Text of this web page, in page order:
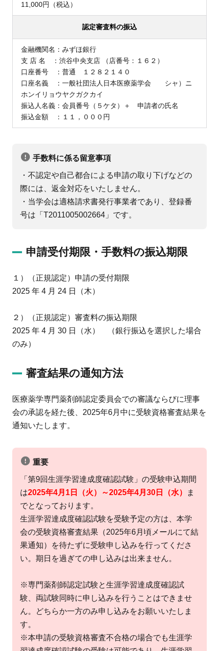
11,000円（税込）
認定審査料の振込
金融機関名：みずほ銀行
支 店 名 ：渋谷中央支店 （店番号：１６２）
口座番号 ：普通 １２８２１４０
口座名義 ：一般社団法人日本医療薬学会 シャ）ニ
ホンイリョウヤクガクカイ
振込人名義：会員番号（５ケタ）＋ 申請者の氏名
振込金額 ：１１，０００円
手数料に係る留意事項
・不認定や自己都合による申請の取り下げなどの
際には、返金対応をいたしません。
・当学会は適格請求書発行事業者であり、登録番
号は「T2011005002664」です。
申請受付期限・手数料の振込期限
１）（正規認定）申請の受付期限
2025 年 4 月 24 日（木）
２）（正規認定）審査料の振込期限
2025 年 4 月 30 日（水） （銀行振込を選択した場合
のみ）
審査結果の通知方法
医療薬学専門薬剤師認定委員会での審議ならびに理事
会の承認を経た後、2025年6月中に受験資格審査結果を
通知いたします。
重要
「第9回生涯学習達成度確認試験」の受験申込期間
は2025年4月1日（火）～2025年4月30日（水）
ま
でとなっております。
生涯学習達成度確認試験を受験予定の方は、本学
会の受験資格審査結果（2025年6月頃メールにて結
果通知）を待たずに受験申し込みを行ってくださ
い。期日を過ぎての申し込みは出来ません。
※専門薬剤師認定試験と生涯学習達成度確認試
験、両試験同時に申し込みを行うことはできませ
ん。どちらか一方のみ申し込みをお願いいたしま
す。
※本申請の受験資格審査不合格の場合でも生涯学